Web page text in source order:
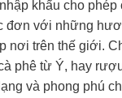
khẩu cho phép
đơn với những
nơi trên thế giới.
phê từ Ý, hay
và phong phú